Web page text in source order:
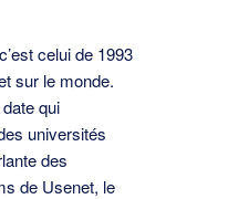
celui de 1993
sur le monde.
qui
universités
des
de Usenet, le